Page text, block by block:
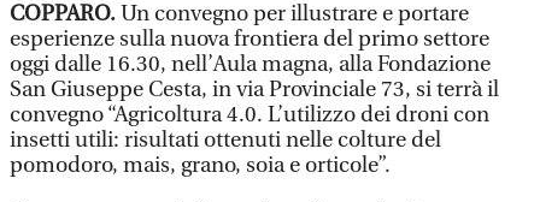
COPPARO.Un convegno per illustrare e portare
esperienze sulla nuova frontiera del primo settore
oggi dalle 16.30, nell’Aula magna, alla Fondazione
San Giuseppe Cesta, in via Provinciale 73, si terrà il
convegno “Agricoltura 4.0. L’utilizzo dei droni con
insetti utili: risultati ottenuti nelle colture del
pomodoro, mais, grano, soia e orticole”.